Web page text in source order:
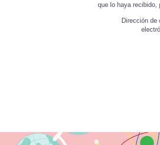
que lo haya recibido,
Dirección de